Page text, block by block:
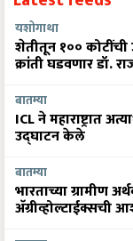
यशोगाथा
शेतीतून १०० कोटींची
क्रांती घडवणार डॉ.
ICL ने महाराष्ट्रात
उद्घाटन केले
भारताच्या ग्रामीण
अ‍ॅग्रीव्होल्टाईक्सची